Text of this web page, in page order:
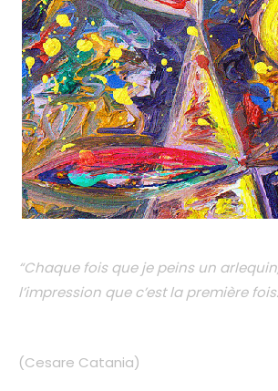
“Chaque fois que je peins un
l’impression que c’est la première
(Cesare Catania)